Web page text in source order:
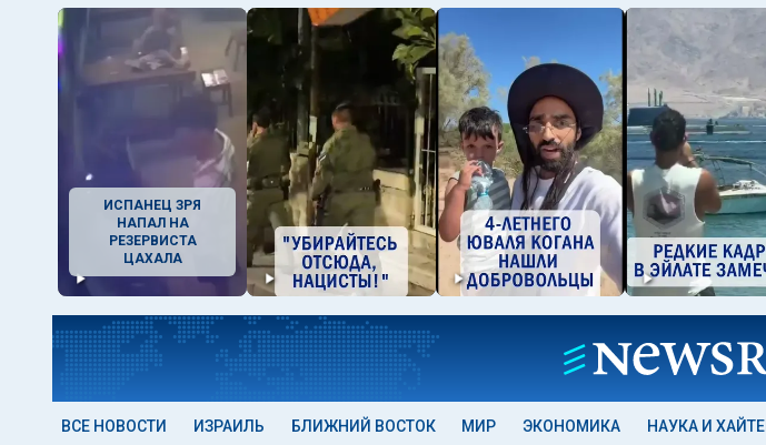
ИСПАНЕЦ ЗРЯ
НАПАЛ НА
РЕЗЕРВИСТА
ЦАХАЛА
ВСЕ НОВОСТИ ИЗРАИЛЬ БЛИЖНИЙ ВОСТОК МИР ЭКОНОМИКА НАУКА И